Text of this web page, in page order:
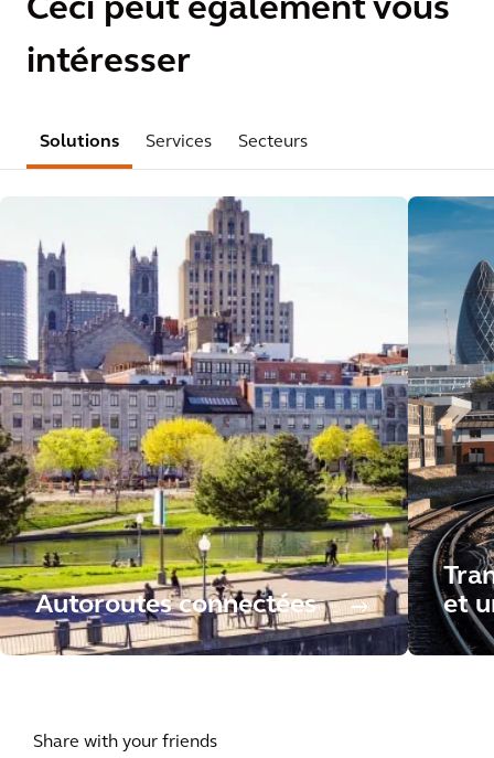
Ceci peut également vous
intéresser
Solutions Services Secteurs
Autoroutes connectées
et
Share with your friends